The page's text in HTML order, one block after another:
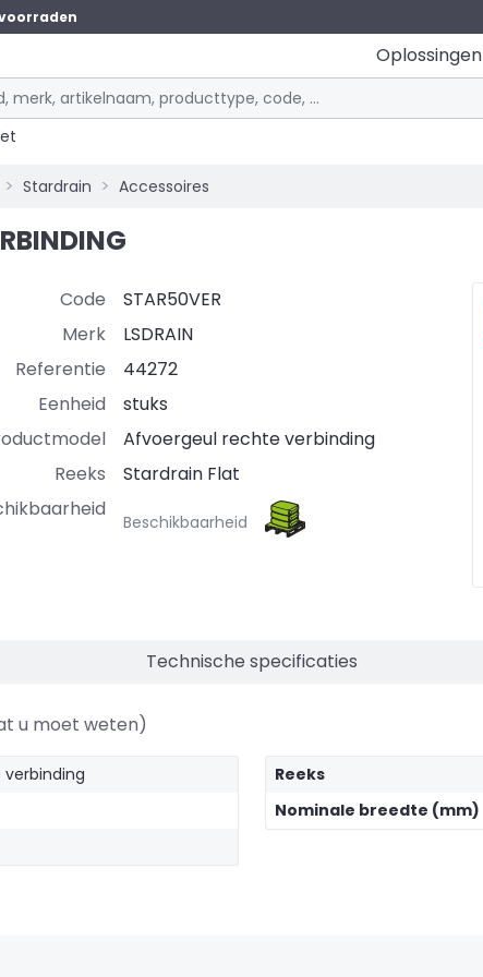
Oplossingen
Stardrain Accessoires
Code
STAR50VER
Merk
LSDRAIN
Referentie
44272
Eenheid
stuks
Afvoergeul rechte verbinding
Reeks
Stardrain Flat
Beschikbaarheid
Technische specificaties
u moet weten)
Reeks
Nominale breedte (mm)